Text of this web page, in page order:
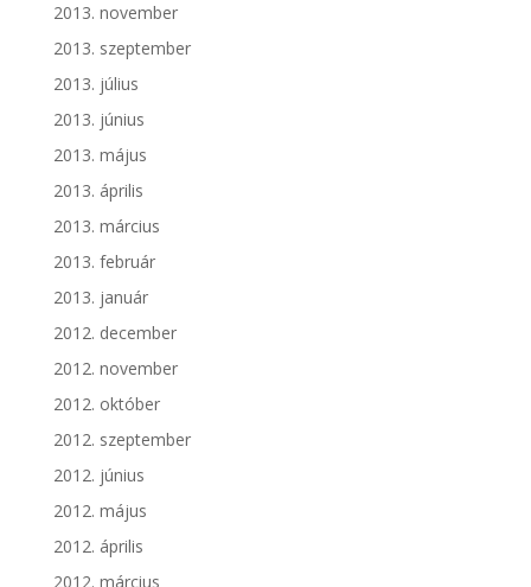
2013. november
2013. szeptember
2013. július
2013. június
2013. május
2013. április
2013. március
2013. február
2013. január
2012. december
2012. november
2012. október
2012. szeptember
2012. június
2012. május
2012. április
2012. március